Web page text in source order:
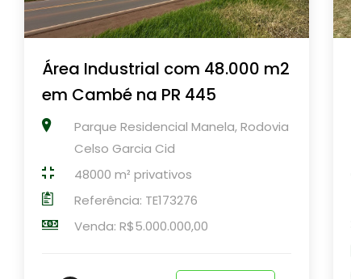
Área Industrial com 48.000 m2
em Cambé na PR 445
Parque Residencial Manela, Rodovia
Celso Garcia Cid
48000 m² privativos
Referência: TE173276
Venda: R$5.000.000,00